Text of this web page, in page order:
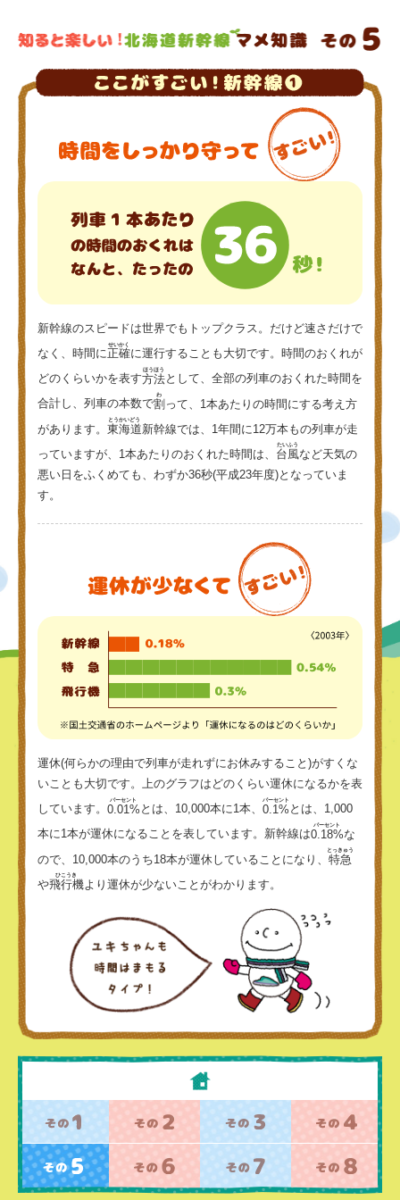
新幹線のスピードは世界でもトップクラス。だけど速さだけで
なく、時間に正確
せいかく
に運行することも大切です。時間のおくれが
どのくらいかを表す方法
ほうほう
として、全部の列車のおくれた時間を
合計し、列車の本数で割
わ
って、1本あたりの時間にする考え方
があります。 東海道
とうかいどう
新幹線では、1年間に12万本もの列車が走
っていますが、1本あたりのおくれた時間は、 台風
たいふう
など天気の
悪い日をふくめても、わずか36秒(平成23年度)となっていま
す。
運休(何らかの理由で列車が走れずにお休みすること)がすくな
いことも大切です。上のグラフはどのくらい運休になるかを表
しています。 0.01%
パーセント
とは、10,000本に1本、 0.1%
パーセント
とは、1,000
本に1本が運休になることを表しています。新幹線は0.18%
パーセント
な
ので、10,000本のうち18本が運休していることになり、 特急
とっきゅう
や飛行機
ひこうき
より運休が少ないことがわかります。